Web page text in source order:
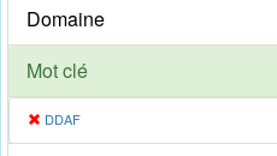
Domaine
Mot clé
DDAF